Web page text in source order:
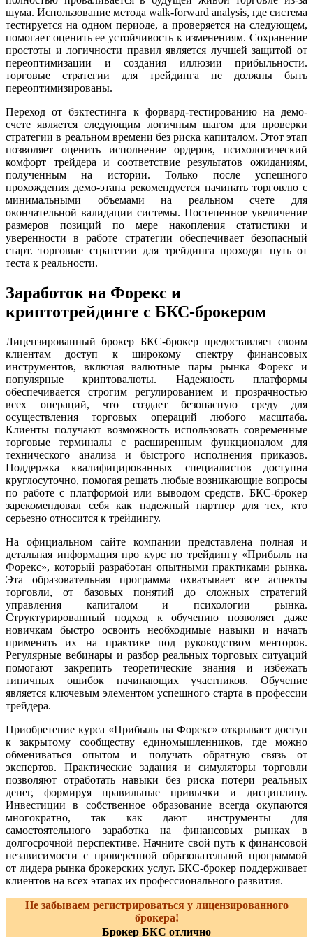
шума. Использование метода walk-forward analysis, где система
тестируется на одном периоде, а проверяется на следующем,
помогает оценить ее устойчивость к изменениям. Сохранение
простоты и логичности правил является лучшей защитой от
переоптимизации и создания иллюзии прибыльности.
торговые стратегии для трейдинга не должны быть
переоптимизированы.
Переход от бэктестинга к форвард-тестированию на демо-
счете является следующим логичным шагом для проверки
стратегии в реальном времени без риска капиталом. Этот этап
позволяет оценить исполнение ордеров, психологический
комфорт трейдера и соответствие результатов ожиданиям,
полученным на истории. Только после успешного
прохождения демо-этапа рекомендуется начинать торговлю с
минимальными объемами на реальном счете для
окончательной валидации системы. Постепенное увеличение
размеров позиций по мере накопления статистики и
уверенности в работе стратегии обеспечивает безопасный
старт. торговые стратегии для трейдинга проходят путь от
теста к реальности.
Заработок на Форекс и
криптотрейдинге с БКС-брокером
Лицензированный брокер БКС-брокер предоставляет своим
клиентам доступ к широкому спектру финансовых
инструментов, включая валютные пары рынка Форекс и
популярные криптовалюты. Надежность платформы
обеспечивается строгим регулированием и прозрачностью
всех операций, что создает безопасную среду для
осуществления торговых операций любого масштаба.
Клиенты получают возможность использовать современные
торговые терминалы с расширенным функционалом для
технического анализа и быстрого исполнения приказов.
Поддержка квалифицированных специалистов доступна
круглосуточно, помогая решать любые возникающие вопросы
по работе с платформой или выводом средств. БКС-брокер
зарекомендовал себя как надежный партнер для тех, кто
серьезно относится к трейдингу.
На официальном сайте компании представлена полная и
детальная информация про курс по трейдингу «Прибыль на
Форекс», который разработан опытными практиками рынка.
Эта образовательная программа охватывает все аспекты
торговли, от базовых понятий до сложных стратегий
управления капиталом и психологии рынка.
Структурированный подход к обучению позволяет даже
новичкам быстро освоить необходимые навыки и начать
применять их на практике под руководством менторов.
Регулярные вебинары и разбор реальных торговых ситуаций
помогают закрепить теоретические знания и избежать
типичных ошибок начинающих участников. Обучение
является ключевым элементом успешного старта в профессии
трейдера.
Приобретение курса «Прибыль на Форекс» открывает доступ
к закрытому сообществу единомышленников, где можно
обмениваться опытом и получать обратную связь от
экспертов. Практические задания и симуляторы торговли
позволяют отработать навыки без риска потери реальных
денег, формируя правильные привычки и дисциплину.
Инвестиции в собственное образование всегда окупаются
многократно, так как дают инструменты для
самостоятельного заработка на финансовых рынках в
долгосрочной перспективе. Начните свой путь к финансовой
независимости с проверенной образовательной программой
от лидера рынка брокерских услуг. БКС-брокер поддерживает
клиентов на всех этапах их профессионального развития.
Не забываем регистрироваться у лицензированного
брокера!
Брокер БКС отлично